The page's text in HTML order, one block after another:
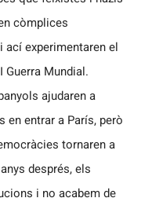
còmplices
ací experimentaren el
Guerra Mundial.
ajudaren a
en entrar a París, però
tornaren a
després, els
i no acabem de